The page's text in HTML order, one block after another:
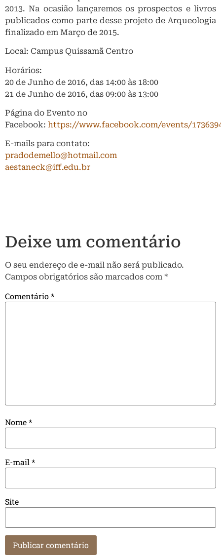
2013. Na ocasião lançaremos os prospectos e livros
publicados como parte desse projeto de Arqueologia
finalizado em Março de 2015.
Local: Campus Quissamã Centro
Horários:
20 de Junho de 2016, das 14:00 às 18:00
21 de Junho de 2016, das 09:00 às 13:00
Página do Evento no
Facebook: https://www.facebook.com/events/
E-mails para contato:
pradodemello@hotmail.com
aestaneck@iff.edu.br
Deixe um comentário
O seu endereço de e-mail não será publicado.
Campos obrigatórios são marcados com *
Comentário*
Nome*
E-mail *
Site